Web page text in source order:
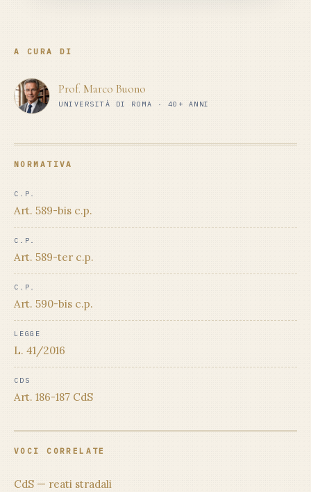
A CURA DI
Prof. Marco Buono
UNIVERSITÀ DI ROMA · 40+ ANNI
NORMATIVA
C.P.
Art. 589-bis c.p.
C.P.
Art. 589-ter c.p.
C.P.
Art. 590-bis c.p.
LEGGE
L. 41/2016
CDS
Art. 186-187 CdS
VOCI CORRELATE
CdS — reati stradali